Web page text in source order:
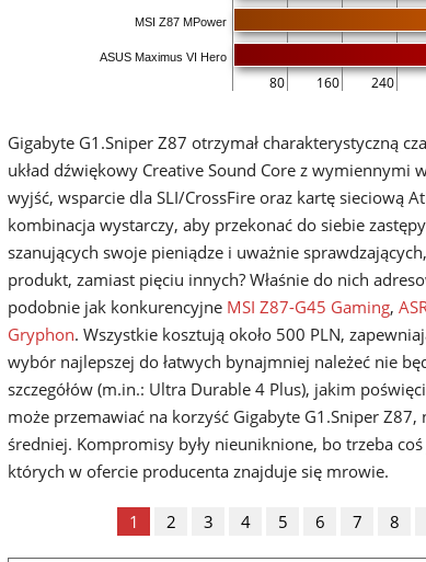
80 160 240
MSI Z87 MPower
ASUS Maximus VI Hero
Gigabyte G1.Sniper Z87 otrzymał charakterystyczną
układ dźwiękowy Creative Sound Core z wymiennymi
wyjść, wsparcie dla SLI/CrossFire oraz kartę sieciową
kombinacja wystarczy, aby przekonać do siebie
szanujących swoje pieniądze i uważnie
produkt, zamiast pięciu innych? Właśnie do nich
podobnie jak konkurencyjne MSI Z87-G45 Gaming,
Gryphon. Wszystkie kosztują około 500 PLN,
wybór najlepszej do łatwych bynajmniej należeć nie
szczegółów (m.in.: Ultra Durable 4 Plus), jakim
może przemawiać na korzyść Gigabyte G1.Sniper
średniej. Kompromisy były nieuniknione, bo trzeba
których w ofercie producenta znajduje się mrowie.
1 2 3 4 5 6 7 8